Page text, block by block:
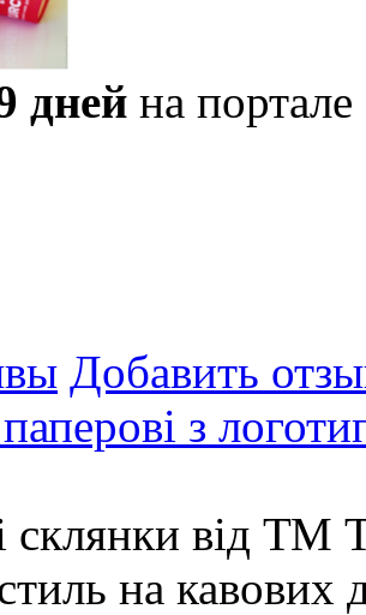
дней на портале
Добавить
з
склянки від ТМ
на кавових